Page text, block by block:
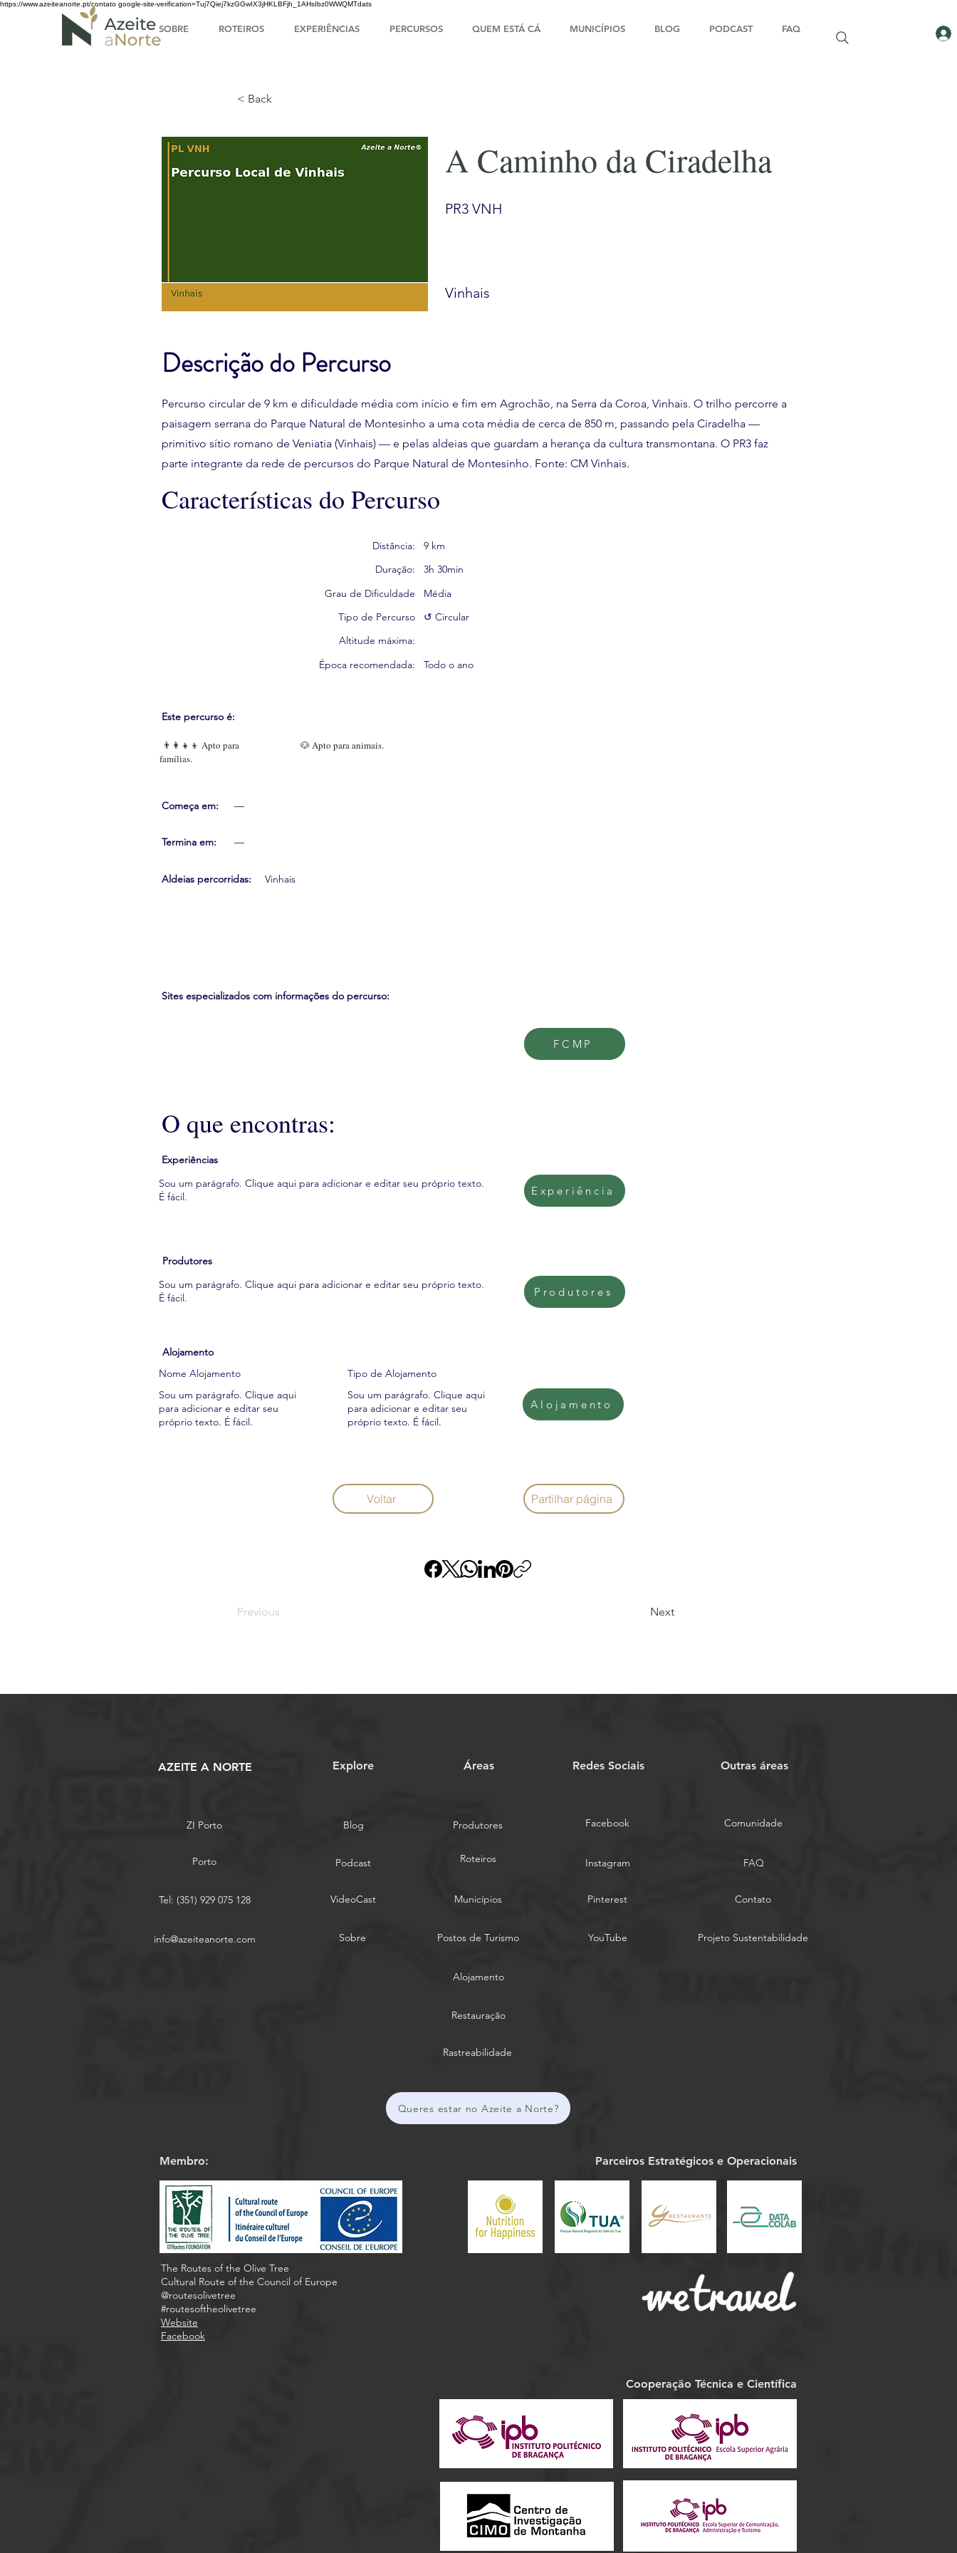
https://www.azeiteanorte.pt/contato google-site-verification=Tuj7Qiej7kzGGwIX3jHKLBFjh_1AHsIbz0WWQMTdats
SOBRE ROTEIROS EXPERIÊNCIAS PERCURSOS QUEM ESTÁ CÁ MUNICÍPIOS BLOG PODCAST FAQ
< Back
A Caminho da Ciradelha
PR3 VNH
Vinhais
Percurso circular de 9 km e dificuldade média com início e fim em Agrochão, na Serra da Coroa, Vinhais. O trilho percorre a
paisagem serrana do Parque Natural de Montesinho a uma cota média de cerca de 850 m, passando pela Ciradelha —
primitivo sítio romano de Veniatia (Vinhais) — e pelas aldeias que guardam a herança da cultura transmontana. O PR3 faz
parte integrante da rede de percursos do Parque Natural de Montesinho. Fonte: CM Vinhais.
Descrição do Percurso
Características do Percurso
Distância:
9 km
Duração:
3h 30min
Grau de Dificuldade
Média
Tipo de Percurso
↺ Circular
Altitude máxima:
Época recomendada:
Todo o ano
Este percurso é:
👨‍👩‍👧‍👦 Apto para
famílias.
🐶 Apto para animais.
Começa em: —
Termina em: —
Aldeias percorridas: Vinhais
Sites especializados com informações do percurso:
FCMP
O que encontras:
Experiências
Sou um parágrafo. Clique aqui para adicionar e editar seu próprio texto.
É fácil.
Experiência
Produtores
Sou um parágrafo. Clique aqui para adicionar e editar seu próprio texto.
É fácil.
Produtores
Alojamento
Nome Alojamento
Sou um parágrafo. Clique aqui
para adicionar e editar seu
próprio texto. É fácil.
Tipo de Alojamento
Sou um parágrafo. Clique aqui
para adicionar e editar seu
próprio texto. É fácil.
Alojamento
Voltar Partilhar página
Previous Next
AZEITE A NORTE Explore Áreas Redes Sociais Outras áreas
ZI Porto Blog Produtores Facebook
Porto Podcast Roteiros Instagram
Tel: (351) 929 075 128 VideoCast Municípios Pinterest
info@azeiteanorte.com Sobre Postos de Turismo YouTube
Comunidade
FAQ
Contato
Projeto Sustentabilidade
Alojamento
Restauração
Rastreabilidade
Queres estar no Azeite a Norte?
Membro:
The Routes of the Olive Tree
Cultural Route of the Council of Europe
@routesolivetree
#routesoftheolivetree
Website
Facebook
Parceiros Estratégicos e Operacionais
Cooperação Técnica e Científica